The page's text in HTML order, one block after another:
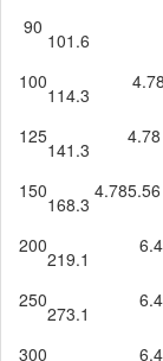
90
101.6
100
114.3
4.78
125
141.3
4.78
150
168.3
4.785.56
200
219.1
6.4
250
273.1
6.4
300
6.4